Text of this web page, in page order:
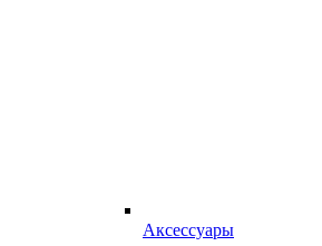
Аксессуары